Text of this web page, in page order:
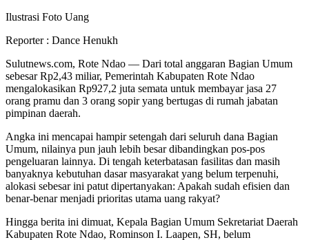
Ilustrasi Foto Uang
Reporter : Dance Henukh
Sulutnews.com, Rote Ndao — Dari total anggaran Bagian Umum
sebesar Rp2,43 miliar, Pemerintah Kabupaten Rote Ndao
mengalokasikan Rp927,2 juta semata untuk membayar jasa 27
orang pramu dan 3 orang sopir yang bertugas di rumah jabatan
pimpinan daerah.
Angka ini mencapai hampir setengah dari seluruh dana Bagian
Umum, nilainya pun jauh lebih besar dibandingkan pos-pos
pengeluaran lainnya. Di tengah keterbatasan fasilitas dan masih
banyaknya kebutuhan dasar masyarakat yang belum terpenuhi,
alokasi sebesar ini patut dipertanyakan: Apakah sudah efisien dan
benar-benar menjadi prioritas utama uang rakyat?
Hingga berita ini dimuat, Kepala Bagian Umum Sekretariat Daerah
Kabupaten Rote Ndao, Rominson I. Laapen, SH, belum